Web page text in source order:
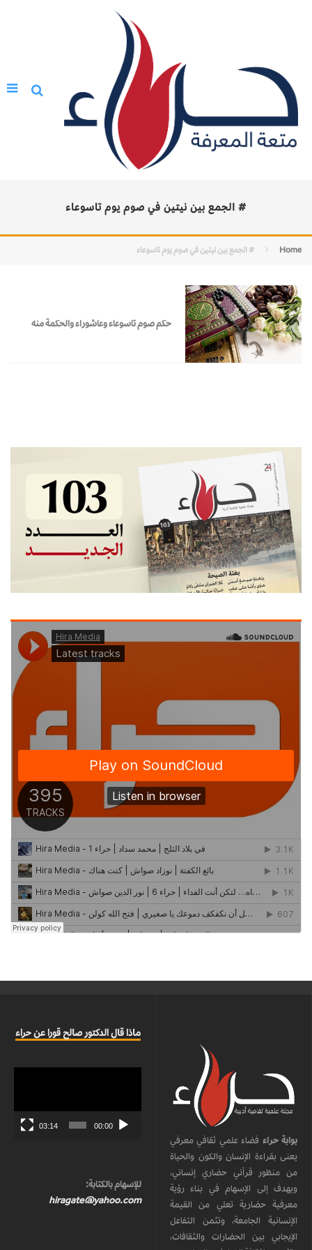
# الجمع بين نيتين في صوم يوم تاسوعاء
Home # الجمع بين نيتين في صوم يوم تاسوعاء
حكم صوم تاسوعاء وعاشوراء والحكمة منه
بوابة حراء فضاء علمي ثقافي معرفي
يعنى بقراءة الإنسان والكون والحياة
من منظور قرآني حضاري إنساني،
ويهدف إلى الإسهام في بناء رؤية
معرفية حضارية تعلي من القيمة
الإنسانية الجامعة، وتثمن التفاعل
الإيجابي بين الحضارات والثقافات،
ماذا قال الدكتور صالح قورا عن حراء
00:00
03:14
للإسهام بالكتابة:
hiragate@yahoo.com